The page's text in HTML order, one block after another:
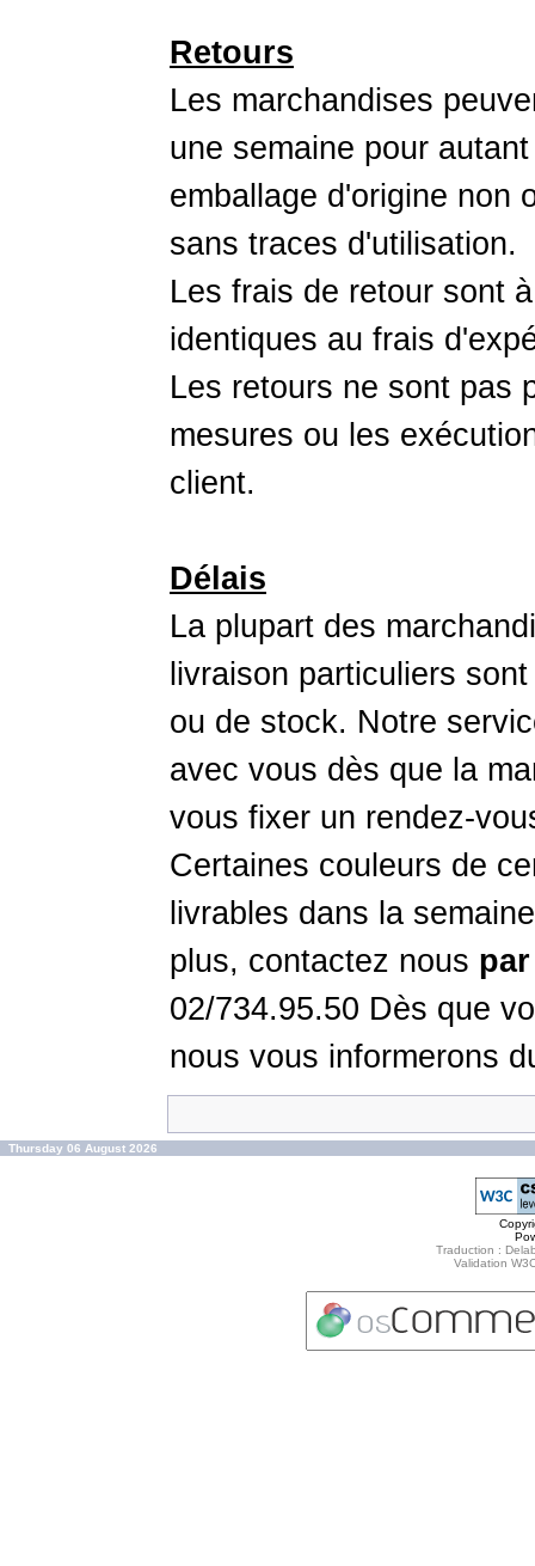
Retours
Les marchandises
une semaine pour
emballage d'origine non
sans traces d'utilisation.
Les frais de retour sont
identiques au frais
Les retours ne sont pas
mesures ou les
client.
Délais
La plupart des
livraison particuliers
ou de stock. Notre
avec vous dès que la
vous fixer un rendez-
Certaines couleurs de
livrables dans la
plus, contactez nous
02/734.95.50 Dès que
nous vous informerons
Thursday 06 August 2026
Traduction :
Validation